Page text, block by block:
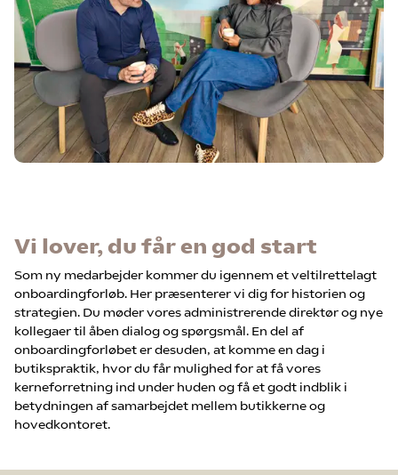
Vi lover, du får en god start
Som ny medarbejder kommer du igennem et veltilrettelagt
onboardingforløb. Her præsenterer vi dig for historien og
strategien. Du møder vores administrerende direktør og nye
kollegaer til åben dialog og spørgsmål. En del af
onboardingforløbet er desuden, at komme en dag i
butikspraktik, hvor du får mulighed for at få vores
kerneforretning ind under huden og få et godt indblik i
betydningen af samarbejdet mellem butikkerne og
hovedkontoret.